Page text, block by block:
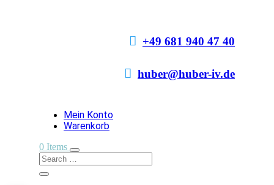
 +49 681 940 47 40
 huber@huber-iv.de
Mein Konto
Warenkorb
0 Items